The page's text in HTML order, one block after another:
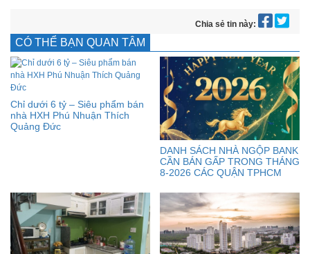
Chia sẻ tin này:
CÓ THỂ BẠN QUAN TÂM
Chỉ dưới 6 tỷ – Siêu phẩm bán
nhà HXH Phú Nhuận Thích
Quảng Đức
DANH SÁCH NHÀ NGỘP BANK
CẦN BÁN GẤP TRONG THÁNG
8-2026 CÁC QUẬN TPHCM